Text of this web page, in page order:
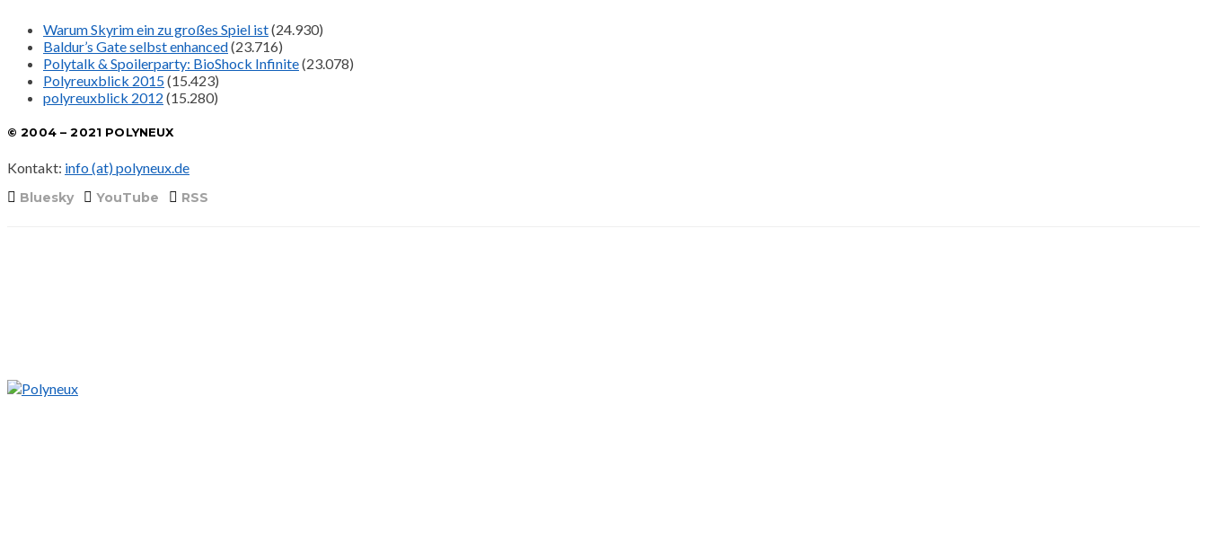
Warum Skyrim ein zu großes Spiel ist(24.930)
Baldur’s Gate selbst enhanced(23.716)
Polytalk & Spoilerparty: BioShock Infinite(23.078)
Polyreuxblick 2015(15.423)
polyreuxblick 2012 (15.280)
© 2004 – 2021 POLYNEUX
Kontakt: info (at) polyneux.de
Bluesky YouTube RSS